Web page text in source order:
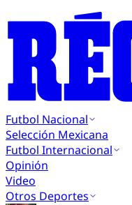
Futbol Nacional
Selección Mexicana
Futbol Internacional
Opinión
Video
Otros Deportes